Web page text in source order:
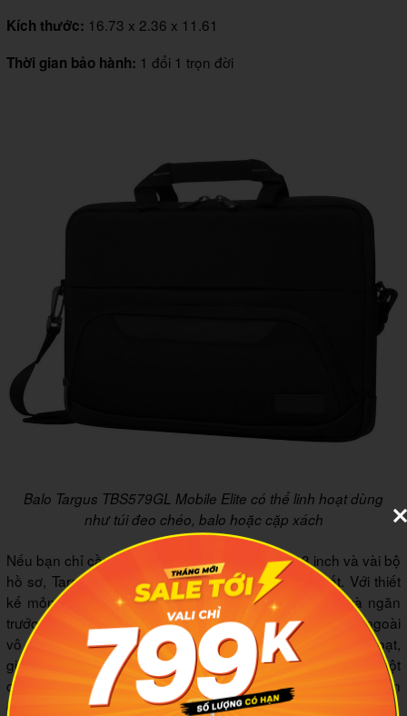
Kích thước: 16.73 x 2.36 x 11.61
Thời gian bảo hành: 1 đổi 1 trọn đời
Balo Targus TBS579GL Mobile Elite có thể linh hoạt dùng
như túi đeo chéo, balo hoặc cặp xách
Nếu bạn chỉ cần mang theo một chiếc laptop 13 inch và vài bộ
hồ sơ, Targus Mobile Elite là lựa chọn tinh giản nhất. Với thiết
kế mỏng nhẹ, ngăn chính lót đệm chống trầy xước và ngăn
trước đa năng, chiếc balo xách tay nam này mang lại vẻ ngoài
vô cùng chuyên nghiệp. Dây đeo vai có thể tháo rời linh hoạt,
giúp bạn biến hóa từ túi đeo chéo sang túi xách tay ngang một
cách dễ dàng, đi kèm đai gài vali tiện dụng cho những chuyến
đi xa.